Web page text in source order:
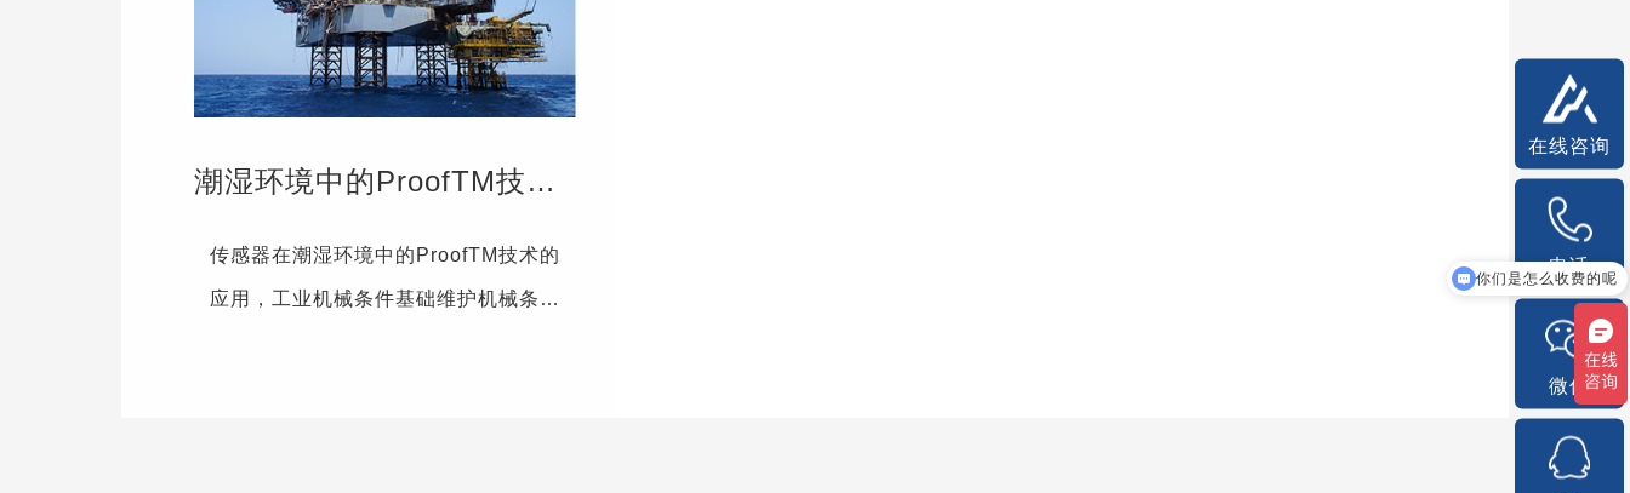
潮湿环境中的ProofTM技术的应用
传感器在潮湿环境中的ProofTM技术的
应用，工业机械条件基础维护机械条件
查看更多
在线咨询
电话
微信
你们是怎么收费的呢
现在有优惠活动吗